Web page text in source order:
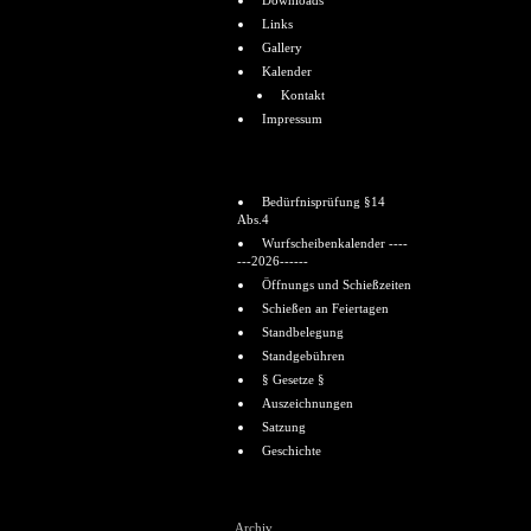
Links
Gallery
Kalender
Kontakt
Impressum
Bedürfnisprüfung §14
Abs.4
Wurfscheibenkalender ----
---2026------
Öffnungs und Schießzeiten
Schießen an Feiertagen
Standbelegung
Standgebühren
§ Gesetze §
Auszeichnungen
Satzung
Geschichte
Archiv